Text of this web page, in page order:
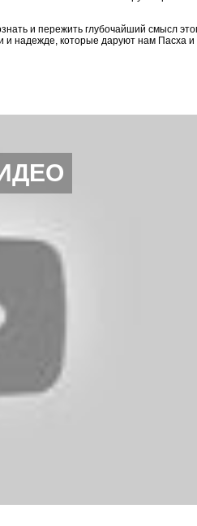
и пережить глубочайший смысл
надежде, которые даруют нам Пасха и